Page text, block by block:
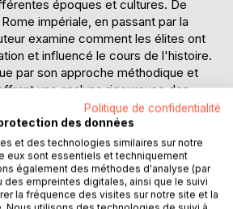
époques et cultures. De
impériale, en passant par la
examine comment les élites ont
et influencé le cours de l'histoire.
par son approche méthodique et
une analyse rigoureuse des
et politiques. Léon de Givodan
gamme de sources historiques pour
étaient souvent justifiés par
complexes et comment
à pérenniser leur statut au fil du
à un public désireux de
Politique de confidentialité
des données
et des technologies similaires sur notre
eux sont essentiels et techniquement
également des méthodes d'analyse (par
empreintes digitales, ainsi que le suivi
la fréquence des visites sur notre site et la